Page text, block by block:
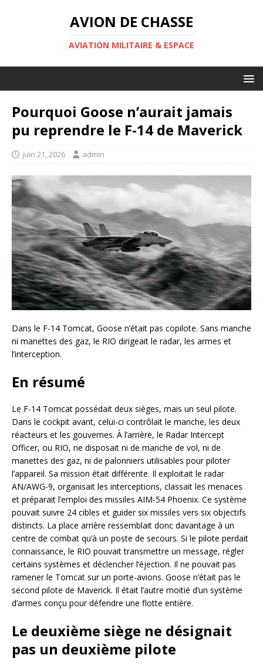
AVION DE CHASSE
AVIATION MILITAIRE & ESPACE
Pourquoi Goose n’aurait jamais
pu reprendre le F-14 de Maverick
juin 21, 2026 admin
Dans le F-14 Tomcat, Goose n’était pas copilote. Sans manche
ni manettes des gaz, le RIO dirigeait le radar, les armes et
l’interception.
En résumé
Le F-14 Tomcat possédait deux sièges, mais un seul pilote.
Dans le cockpit avant, celui-ci contrôlait le manche, les deux
réacteurs et les gouvernes. À l’arrière, le Radar Intercept
Officer, ou RIO, ne disposait ni de manche de vol, ni de
manettes des gaz, ni de palonniers utilisables pour piloter
l’appareil. Sa mission était différente. Il exploitait le radar
AN/AWG-9, organisait les interceptions, classait les menaces
et préparait l’emploi des missiles AIM-54 Phoenix. Ce système
pouvait suivre 24 cibles et guider six missiles vers six objectifs
distincts. La place arrière ressemblait donc davantage à un
centre de combat qu’à un poste de secours. Si le pilote perdait
connaissance, le RIO pouvait transmettre un message, régler
certains systèmes et déclencher l’éjection. Il ne pouvait pas
ramener le Tomcat sur un porte-avions. Goose n’était pas le
second pilote de Maverick. Il était l’autre moitié d’un système
d’armes conçu pour défendre une flotte entière.
Le deuxième siège ne désignait
pas un deuxième pilote